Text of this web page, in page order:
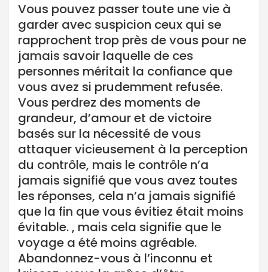
Vous pouvez passer toute une vie à
garder avec suspicion ceux qui se
rapprochent trop près de vous pour ne
jamais savoir laquelle de ces
personnes méritait la confiance que
vous avez si prudemment refusée.
Vous perdrez des moments de
grandeur, d’amour et de victoire
basés sur la nécessité de vous
attaquer vicieusement à la perception
du contrôle, mais le contrôle n’a
jamais signifié que vous avez toutes
les réponses, cela n’a jamais signifié
que la fin que vous évitiez était moins
évitable. , mais cela signifie que le
voyage a été moins agréable.
Abandonnez-vous à l’inconnu et